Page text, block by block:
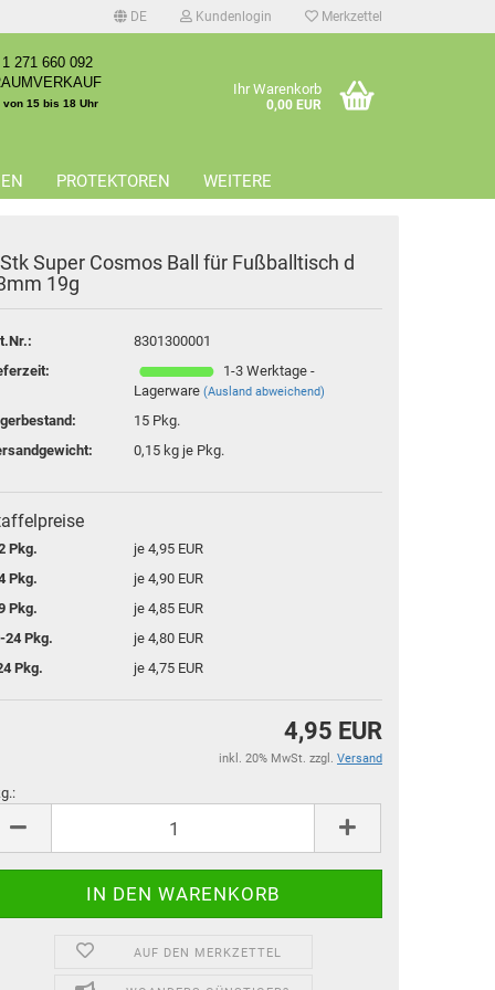
DE Kundenlogin Merkzettel
271 660 092
von 15 bis 18 Uhr
Ihr Warenkorb
0,00 EUR
PROTEKTOREN WEITERE
Super Cosmos Ball für Fußballtisch d
19g
8301300001
1-3 Werktage -
Lagerware (Ausland abweichend)
15 Pkg.
0,15 kg je Pkg.
Pkg.
je 4,95 EUR
Pkg.
je 4,90 EUR
Pkg.
je 4,85 EUR
24 Pkg.
je 4,80 EUR
Pkg.
je 4,75 EUR
4,95 EUR
inkl. 20% MwSt. zzgl. Versand
AUF DEN MERKZETTEL